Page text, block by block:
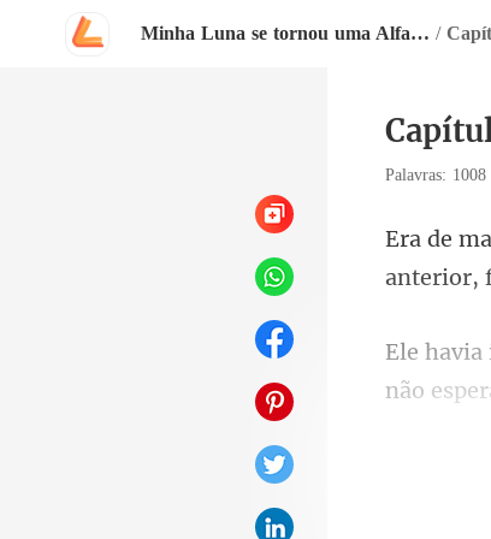
Minha Luna se tornou uma Alfa depois que a rejeitei /
Palavras: 1008
não